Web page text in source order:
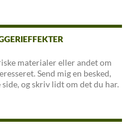
materialer eller andet om
Send mig en besked,
og skriv lidt om det du har.